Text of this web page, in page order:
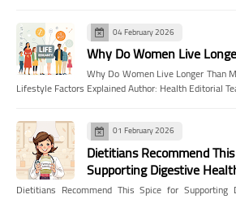
04 February 2026
Why Do Women Live
Why Do Women Live Longer Than
Lifestyle Factors Explained Author: Health Editorial
01 February 2026
Dietitians Recommend
Supporting Digestive
Dietitians Recommend This Spice for